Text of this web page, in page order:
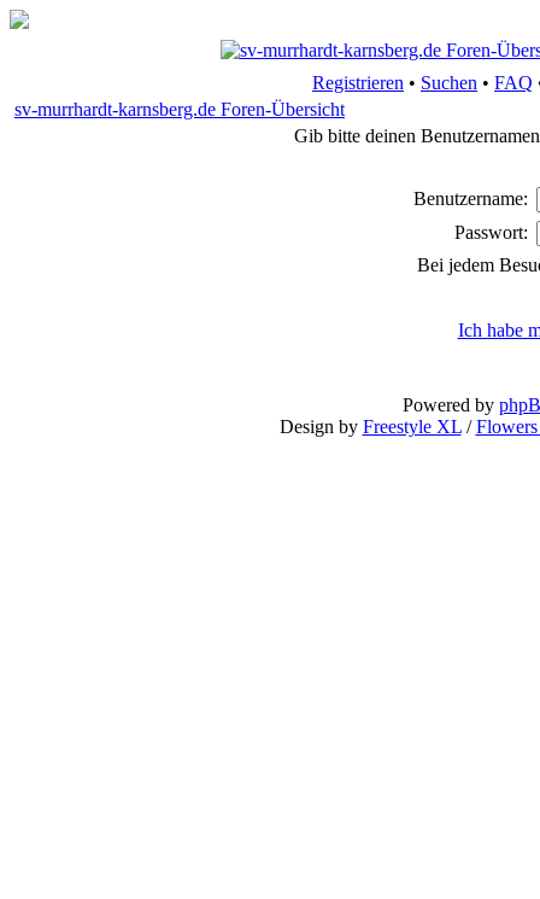
Registrieren • Suchen • FAQ
sv-murrhardt-karnsberg.de Foren-Übersicht
Gib bitte deinen
Benutzername:
Passwort:
Bei jedem
Ich habe
Powered by
Design by Freestyle XL/